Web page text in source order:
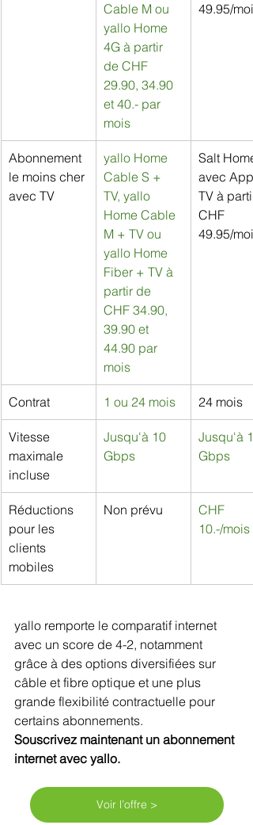
Cable M ou
yallo Home
4G à partir
de CHF
29.90, 34.90
et 40.- par
mois
49.95/mois
Abonnement
le moins cher
avec TV
yallo Home
Cable S +
TV, yallo
Home Cable
M + TV ou
yallo Home
Fiber + TV à
partir de
CHF 34.90,
39.90 et
44.90 par
mois
Salt Home
avec
TV à
CHF
49.95/mois
Contrat 1 ou 24 mois 24 mois
Vitesse
maximale
incluse
Jusqu'à 10
Gbps
Jusqu'à
Gbps
Réductions
pour les
clients
mobiles
Non prévu
CHF
10.-/mois
yallo remporte le comparatif internet
avec un score de 4-2, notamment
grâce à des options diversifiées sur
câble et fibre optique et une plus
grande flexibilité contractuelle pour
certains abonnements.
Souscrivez maintenant un abonnement
internet avec yallo.
Voir l’offre >